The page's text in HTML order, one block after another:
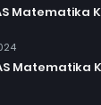
Matematika
Matematika